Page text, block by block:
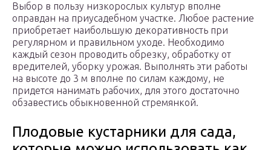
Выбор в пользу низкорослых культур вполне
оправдан на приусадебном участке. Любое растение
приобретает наибольшую декоративность при
регулярном и правильном уходе. Необходимо
каждый сезон проводить обрезку, обработку от
вредителей, уборку урожая. Выполнять эти работы
на высоте до 3 м вполне по силам каждому, не
придется нанимать рабочих, для этого достаточно
обзавестись обыкновенной стремянкой.
Плодовые кустарники для сада,